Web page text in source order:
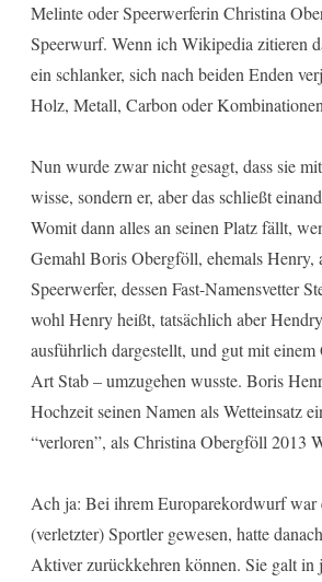
Melinte oder Speerwerferin Christina
Speerwurf. Wenn ich Wikipedia zitieren
ein schlanker, sich nach beiden Enden
Holz, Metall, Carbon oder
Nun wurde zwar nicht gesagt, dass sie
wisse, sondern er, aber das schließt
Womit dann alles an seinen Platz fällt,
Gemahl Boris Obergföll, ehemals Henry,
Speerwerfer, dessen Fast-Namensvetter
wohl Henry heißt, tatsächlich aber
ausführlich dargestellt, und gut mit einem
Art Stab – umzugehen wusste. Boris
Hochzeit seinen Namen als Wetteinsatz
“verloren”, als Christina Obergföll 2013
Ach ja: Bei ihrem Europarekordwurf war
(verletzter) Sportler gewesen, hatte
Aktiver zurückkehren können. Sie galt in